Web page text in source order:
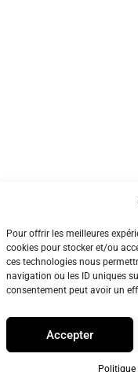
Pour offrir les meilleures
cookies pour stocker et/ou
ces technologies nous
navigation ou les ID uniques
consentement peut avoir un
Accepter
Politique